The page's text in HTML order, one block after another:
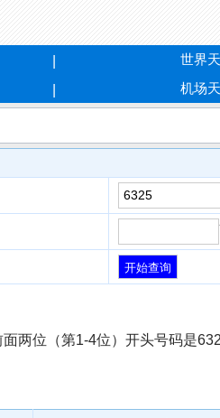
世界
机场
两位（第1-4位）开头号码是